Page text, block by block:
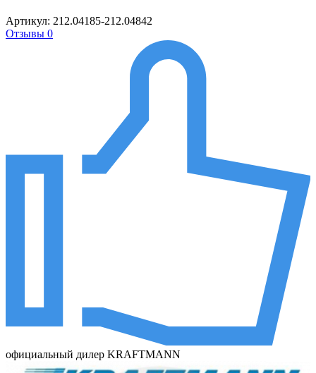
Артикул: 212.04185-212.04842
Отзывы 0
официальный дилер KRAFTMANN